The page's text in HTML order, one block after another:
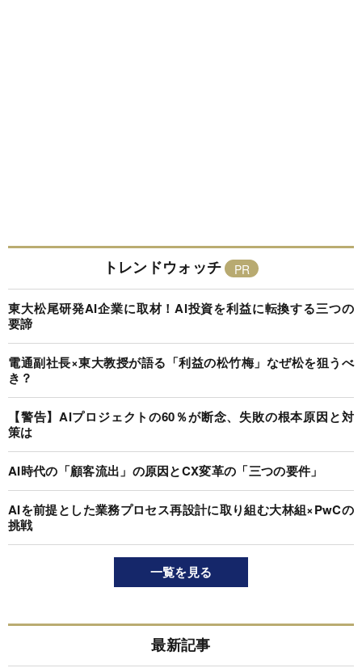
トレンドウォッチ
東大松尾研発AI企業に取材！AI投資を利益に転換する三つの
要諦
電通副社長×東大教授が語る「利益の松竹梅」なぜ松を狙うべ
き？
【警告】AIプロジェクトの60％が断念、失敗の根本原因と対
策は
AI時代の「顧客流出」の原因とCX変革の「三つの要件」
AIを前提とした業務プロセス再設計に取り組む大林組×PwCの
挑戦
一覧を見る
最新記事